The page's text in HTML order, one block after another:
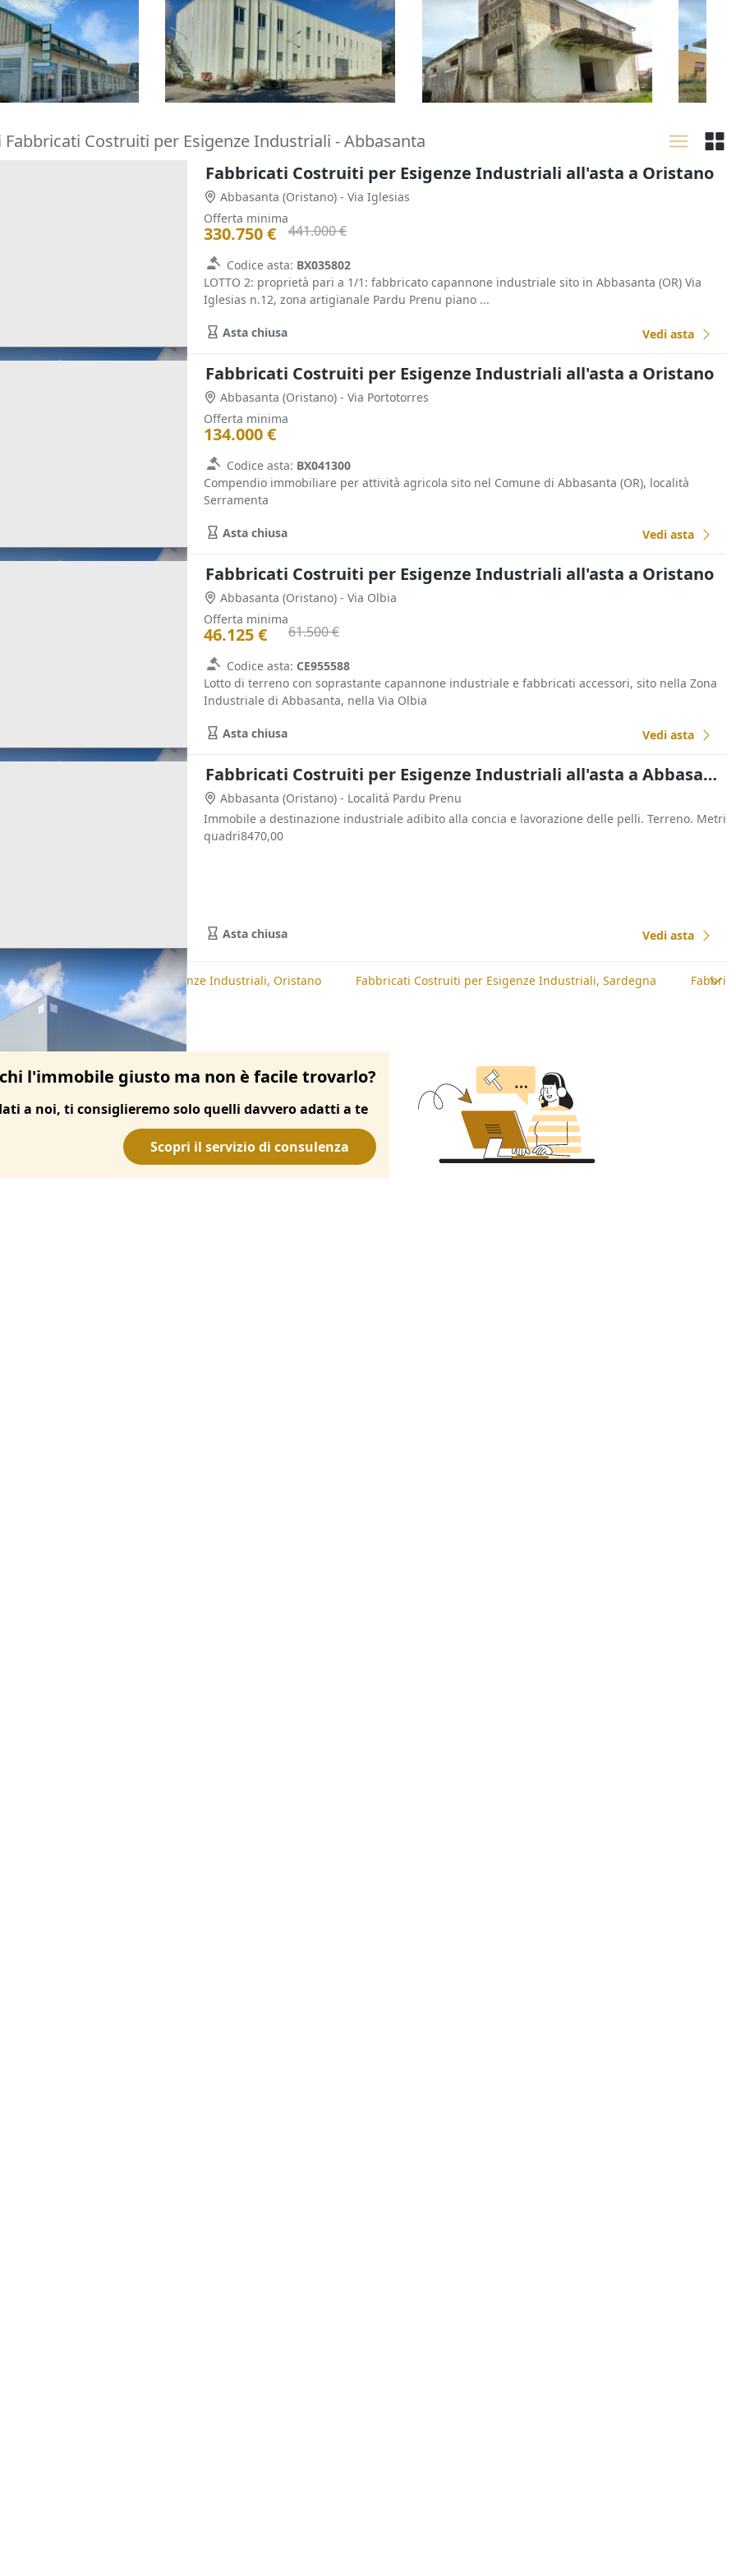
cortile e pertinenze
(Nuoro)
1.234.483 €
30/10/2026
cortile e pertinenze
Tuili (Medio Campidano)
116.100 €
30/10/2026
cortile
30/
Fabbricati Costruiti per Esigenze Industriali - Abbasanta
Fabbricati Costruiti per Esigenze Industriali all'asta a Oristano
Abbasanta (Oristano) - Via Iglesias
Offerta minima
330.750 € 441.000 €
Codice asta: BX035802
LOTTO 2: proprietà pari a 1/1: fabbricato capannone industriale sito in Abbasanta (OR) Via
Iglesias n.12, zona artigianale Pardu Prenu piano ...
Asta chiusa Vedi asta
Fabbricati Costruiti per Esigenze Industriali all'asta a Oristano
Abbasanta (Oristano) - Via Portotorres
Offerta minima
134.000 €
Codice asta: BX041300
Compendio immobiliare per attività agricola sito nel Comune di Abbasanta (OR), località
Serramenta
Asta chiusa Vedi asta
Fabbricati Costruiti per Esigenze Industriali all'asta a Oristano
Abbasanta (Oristano) - Via Olbia
Offerta minima
46.125 € 61.500 €
Codice asta: CE955588
Lotto di terreno con soprastante capannone industriale e fabbricati accessori, sito nella Zona
Industriale di Abbasanta, nella Via Olbia
Asta chiusa Vedi asta
Fabbricati Costruiti per Esigenze Industriali all'asta a Abbasanta
Abbasanta (Oristano) - Localitá Pardu Prenu
Immobile a destinazione industriale adibito alla concia e lavorazione delle pelli. Terreno. Metri
quadri8470,00
Asta chiusa Vedi asta
Fabbricati Costruiti per Esigenze Industriali, Oristano Fabbricati Costruiti per Esigenze Industriali, Sardegna
l'immobile giusto ma non è facile trovarlo?
a noi, ti consiglieremo solo quelli davvero adatti a te
Scopri il servizio di consulenza